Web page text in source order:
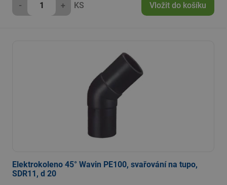
- + KS Vložit do košíku
Elektrokoleno 45° Wavin PE100, svařování na tupo,
SDR11, d 20